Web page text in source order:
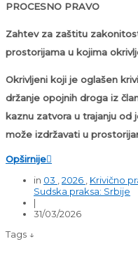
PROCESNO PRAVO
Zahtev za zaštitu
prostorijama u kojima
Okrivljeni koji je oglašen
držanje opojnih droga iz
kaznu zatvora u trajanju od
može izdržavati u
Opširnije
in 03 ,2026 , Krivično
Sudska praksa: Srbije
|
31/03/2026
Tags ↓